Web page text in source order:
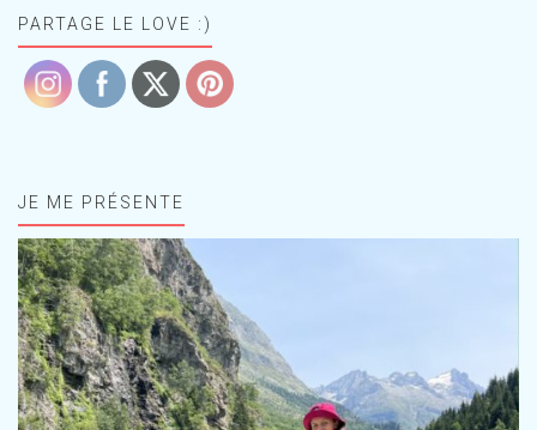
PARTAGE LE LOVE :)
JE ME PRÉSENTE